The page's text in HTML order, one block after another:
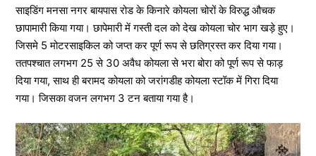
साइडिंग मनसा नगर बायपास रोड के किनारे कोयला चोरों के विरुद्ध औचक
छापामारी किया गया। छापेमारी में गस्ती दल को देख कोयला चोर भाग खड़े हुए।
जिसमे 5 मोटरसाइकिल को जप्त कर पूर्ण रूप से छतिग्रस्त कर दिया गया।
ततपश्चात लगभग 25 से 30 अवैध कोयला से भरा बोरा को पूर्ण रूप से फाड़
दिया गया, साथ ही बरामद कोयला को जरांगडीह कोयला स्टॉक में गिरा दिया
गया। जिसका वजन लगभग 3 टन बताया गया है।